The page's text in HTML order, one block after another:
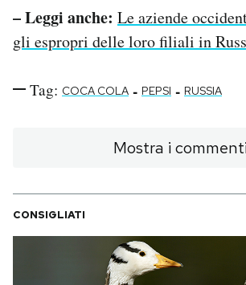
– Leggi anche: Le aziende
gli espropri delle loro filiali in
Tag: COCA COLA - PEPSI - RUSSIA
Mostra i
CONSIGLIATI